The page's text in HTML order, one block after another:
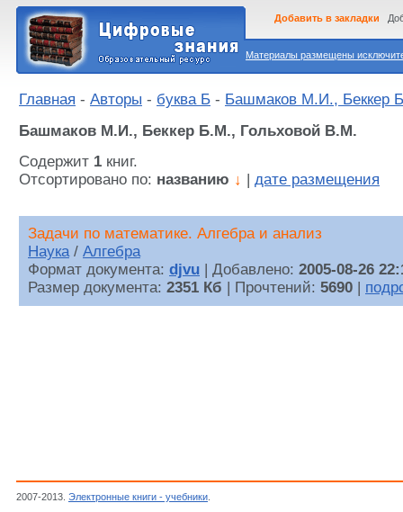
Материалы размещены
Добавить в закладки
Главная - Авторы - буква Б - Башмаков М.И., Беккер
Башмаков М.И., Беккер Б.М., Гольховой В.М.
Содержит 1 книг.
Отсортировано по: названию ↓ дате размещения
Задачи по математике. Алгебра и анализ
Наука/ Алгебра
Формат документа: djvu | Добавлено: 2005-08-26
Размер документа: 2351 Кб | Прочтений: 5690
2007-2013. Электронные книги - учебники